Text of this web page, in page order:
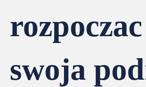
rozpoczac
swoja